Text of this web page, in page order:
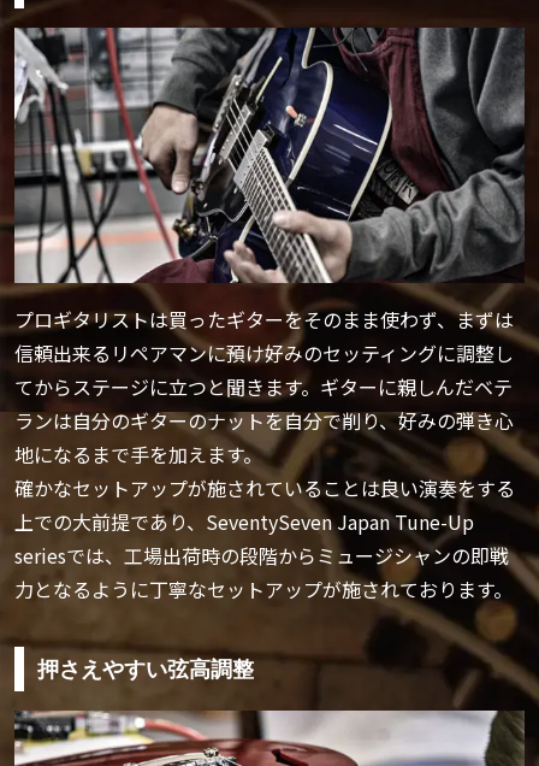
プロギタリストは買ったギターをそのまま使わず、まずは
信頼出来るリペアマンに預け好みのセッティングに調整し
てからステージに立つと聞きます。ギターに親しんだベテ
ランは自分のギターのナットを自分で削り、好みの弾き心
地になるまで手を加えます。
確かなセットアップが施されていることは良い演奏をする
上での大前提であり、SeventySeven Japan Tune-Up
seriesでは、工場出荷時の段階からミュージシャンの即戦
力となるように丁寧なセットアップが施されております。
押さえやすい弦高調整